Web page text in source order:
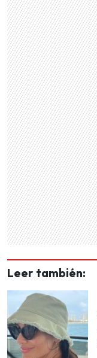
Leer también: